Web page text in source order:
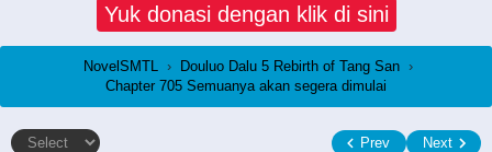
Yuk donasi dengan klik di sini
NovelSMTL › Douluo Dalu 5 Rebirth of Tang San ›
Chapter 705 Semuanya akan segera dimulai
Prev Next